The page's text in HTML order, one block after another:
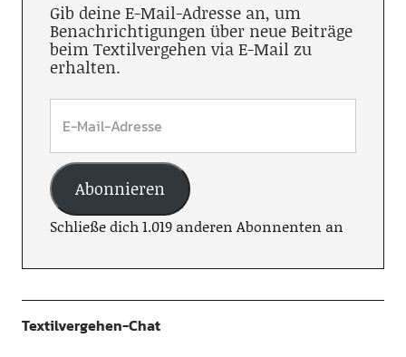
Gib deine E-Mail-Adresse an, um
Benachrichtigungen über neue Beiträge
beim Textilvergehen via E-Mail zu
erhalten.
Abonnieren
Schließe dich 1.019 anderen Abonnenten an
Textilvergehen-Chat